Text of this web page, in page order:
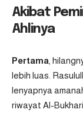
Akibat
Ahlinya
Pertama ,
lebih luas.
lenyapnya
riwayat Al-